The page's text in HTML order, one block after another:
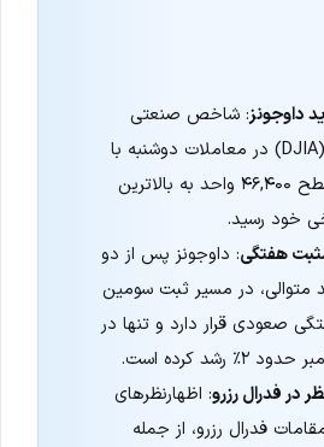
داوجونز: شاخص صنعتی
داوجونز (DJIA) در معاملات دوشنبه با
عبور از سطح ۴۶,۴۰۰ واحد به بالاترین
خود رسید.
هفتگی: داوجونز پس از دو
متوالی، در مسیر ثبت سومین
صعودی قرار دارد و تنها در
۲٪ رشد کرده است.
در فدرال رزرو: اظهارنظرهای
فدرال رزرو، از جمله